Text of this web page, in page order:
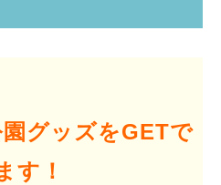
グッズをGETで
す！